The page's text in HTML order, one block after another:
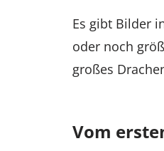
Es gibt Bilder
oder noch
großes
Vom